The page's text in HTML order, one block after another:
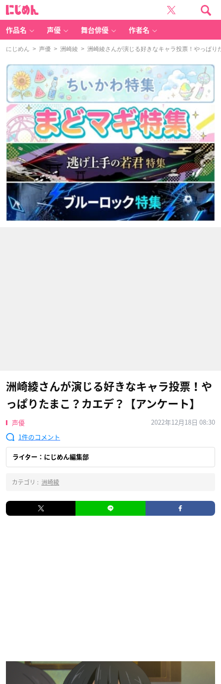
作品名 声優 舞台俳優 作者名
にじめん > 声優 > 洲崎綾 > 洲崎綾さんが演じる好きなキャラ投票！やっぱり
洲崎綾さんが演じる好きなキャラ投票！や
っぱりたまこ？カエデ？【アンケート】
声優
2022年12月18日 08:30
1
ライター：にじめん編集部
カテゴリ : 洲崎綾